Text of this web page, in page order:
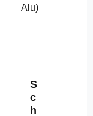
S
c
h